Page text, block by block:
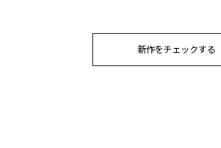
新作をチェックする